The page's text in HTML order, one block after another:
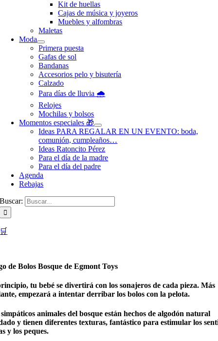
Kit de huellas
Cajas de música y joyeros
Muebles y alfombras
Maletas
Moda
Primera puesta
Gafas de sol
Bandanas
Accesorios pelo y bisutería
Calzado
Para días de lluvia 🌧️
Relojes
Mochilas y bolsos
Momentos especiales 🎁
Ideas PARA REGALAR EN UN EVENTO: boda,
comunión, cumpleaños…
Ideas Ratoncito Pérez
Para el día de la madre
Para el día del padre
Agenda
Rebajas
Buscar:
🛒
de Bolos Bosque de Egmont Toys
tu bebé se divertirá con los sonajeros de cada pieza. Más
empezará a intentar derribar los bolos con la pelota.
animales del bosque están hechos de algodón natural
y tienen diferentes texturas, fantástico para estimular los
y los peques.